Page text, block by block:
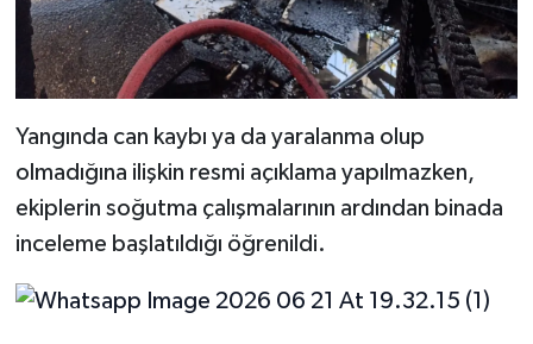
Yangında can kaybı ya da yaralanma olup
olmadığına ilişkin resmi açıklama yapılmazken,
ekiplerin soğutma çalışmalarının ardından binada
inceleme başlatıldığı öğrenildi.